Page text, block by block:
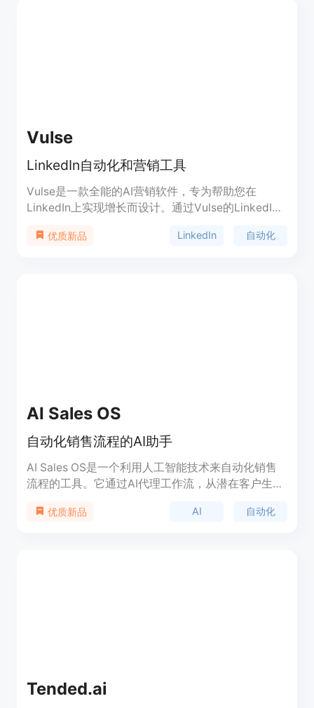
Vulse
LinkedIn自动化和营销工具
Vulse是一款全能的AI营销软件，专为帮助您在
LinkedIn上实现增长而设计。通过Vulse的LinkedIn
力的内容，快速简便地吸引和参与目标受众。立即开
优质新品 LinkedIn 自动化
AI Sales OS
自动化销售流程的AI助手
AI Sales OS是一个利用人工智能技术来自动化销售
流程的工具。它通过AI代理工作流，从潜在客户生成
果。该产品代表了现代销售技术的一个重要方向，通
优质新品 AI 自动化
Tended.ai